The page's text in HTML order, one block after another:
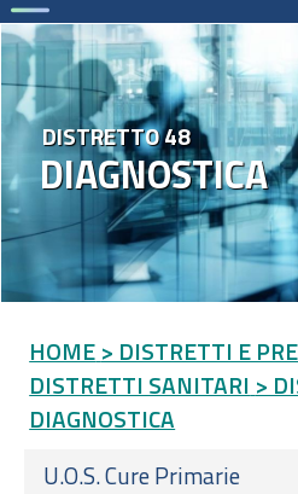
DIAGNOSTICA
DISTRETTO 48
HOME > DISTRETTI E
DISTRETTI SANITARI >
DIAGNOSTICA
U.O.S. Cure Primarie